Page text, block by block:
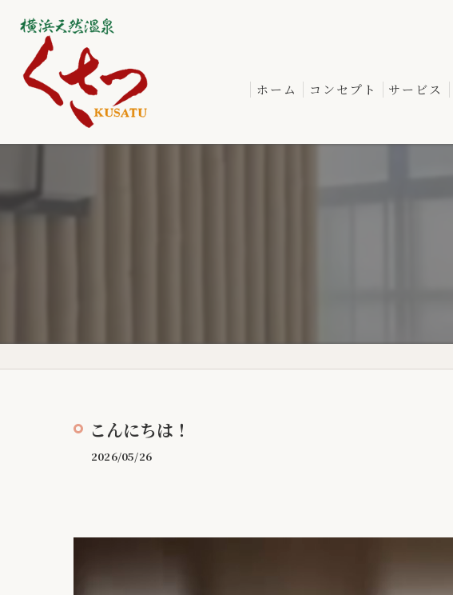
ホーム コンセプト サービス
こんにちは！
2026/05/26